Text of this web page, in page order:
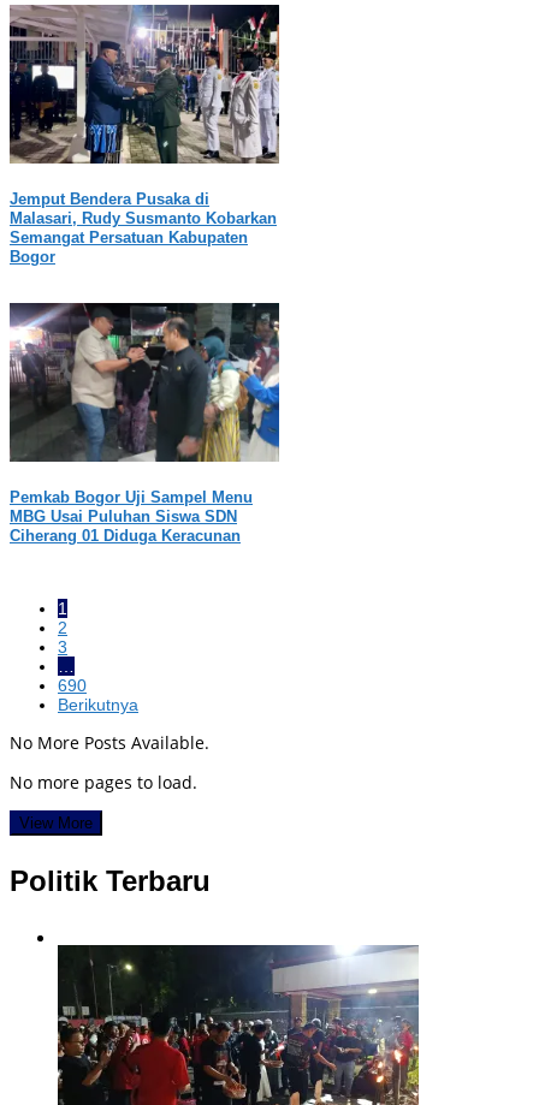
Jemput Bendera Pusaka di
Malasari, Rudy Susmanto Kobarkan
Semangat Persatuan Kabupaten
Bogor
Pemkab Bogor Uji Sampel Menu
MBG Usai Puluhan Siswa SDN
Ciherang 01 Diduga Keracunan
1
2
3
690
Berikutnya
No More Posts Available.
No more pages to load.
View More
Politik Terbaru